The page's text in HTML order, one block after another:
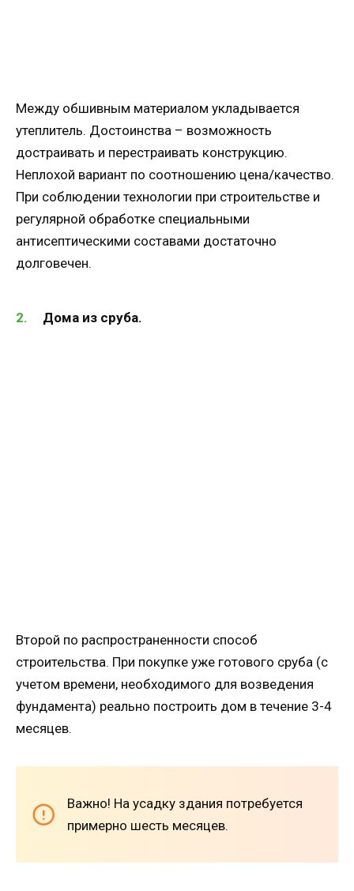
Между обшивным материалом укладывается
утеплитель. Достоинства – возможность
достраивать и перестраивать конструкцию.
Неплохой вариант по соотношению цена/качество.
При соблюдении технологии при строительстве и
регулярной обработке специальными
антисептическими составами достаточно
долговечен.
Дома из сруба.
Второй по распространенности способ
строительства. При покупке уже готового сруба (с
учетом времени, необходимого для возведения
фундамента) реально построить дом в течение 3-4
месяцев.
Важно! На усадку здания потребуется
примерно шесть месяцев.